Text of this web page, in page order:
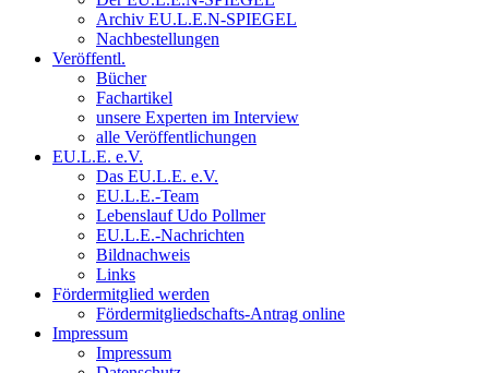
Archiv EU.L.E.N-SPIEGEL
Nachbestellungen
Veröffentl.
Bücher
Fachartikel
unsere Experten im Interview
alle Veröffentlichungen
EU.L.E. e.V.
Das EU.L.E. e.V.
EU.L.E.-Team
Lebenslauf Udo Pollmer
EU.L.E.-Nachrichten
Bildnachweis
Links
Fördermitglied werden
Fördermitgliedschafts-Antrag online
Impressum
Impressum